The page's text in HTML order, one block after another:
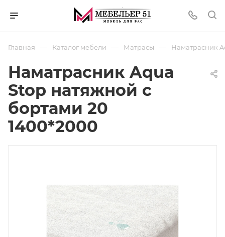
Главная — Каталог мебели — Матрасы — Наматрасник
Наматрасник Aqua
Stop натяжной с
бортами 20
1400*2000